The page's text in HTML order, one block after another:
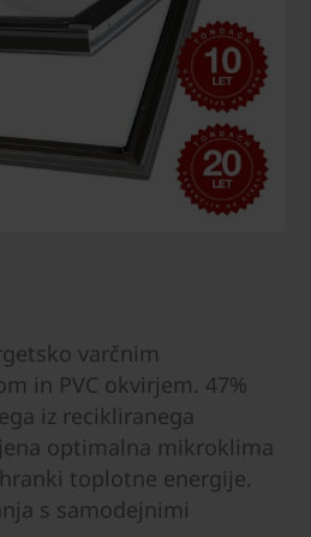
varčnim
in PVC okvirjem. 47%
iz recikliranega
optimalna mikroklima
toplotne energije.
s samodejnimi